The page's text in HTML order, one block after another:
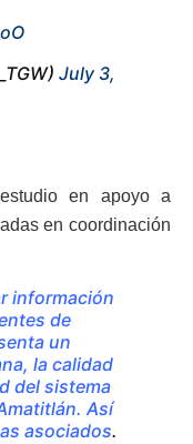
July 3,
en apoyo a
en coordinación
información
de
un
la calidad
del sistema
Así
asociados.